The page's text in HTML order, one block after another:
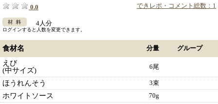
できレポ・コメント総数：1
0.0
4人分
ログインすると人数を変更できます。
食材名 分量 グループ
えび
(中サイズ)
6尾
ほうれんそう 3束
ホワイトソース 70g